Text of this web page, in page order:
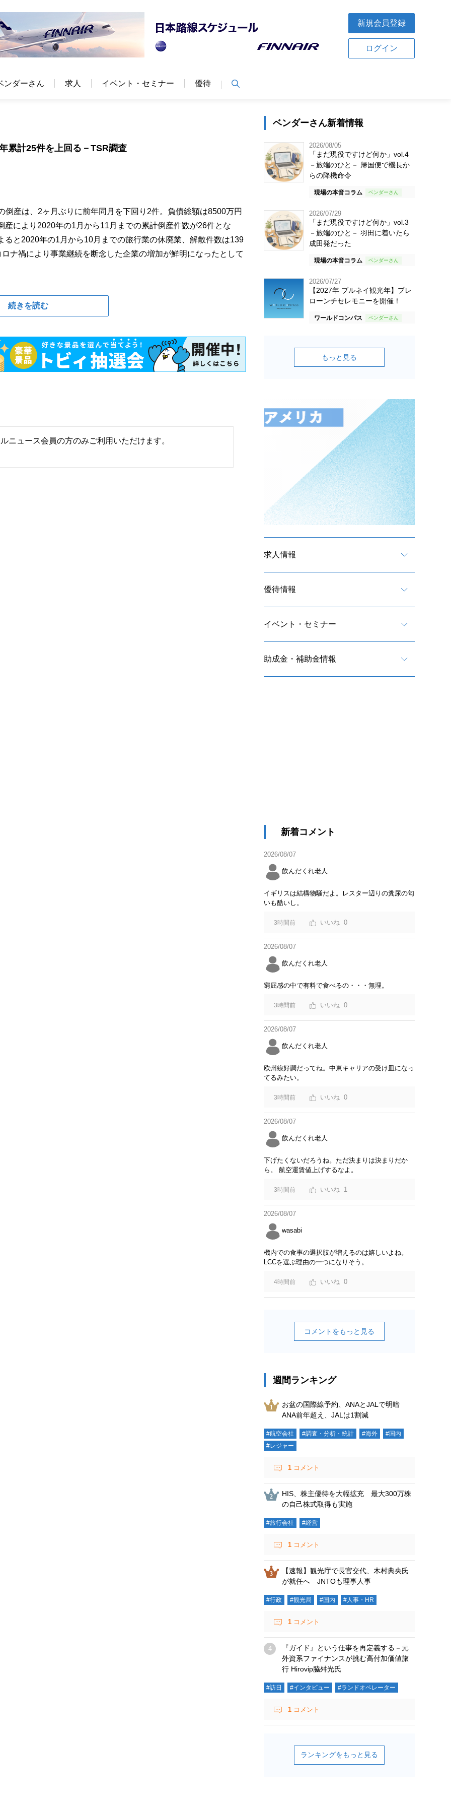
新規会員登録
ログイン
ンダーさん 求人 イベント・セミナー 優待
累計25件を上回る－TSR調査
産は、2ヶ月ぶりに前年同月を下回り2件。負債総額は8500万円
により2020年の1月から11月までの累計倒産件数が26件とな
と2020年の1月から10月までの旅行業の休廃業、解散件数は139
ナ禍により事業継続を断念した企業の増加が鮮明になったとして
続きを読む
ニュース会員の方のみご利用いただけます。
ベンダーさん新着情報
2026/08/05
「まだ現役ですけど何か」vol.4
－旅端のひと－ 帰国便で機長か
らの降機命令
現場の本音コラム
2026/07/29
「まだ現役ですけど何か」vol.3
－旅端のひと－ 羽田に着いたら
成田発だった
現場の本音コラム
2026/07/27
【2027年 ブルネイ観光年】プレ
ローンチセレモニーを開催！
ワールドコンパス
もっと見る
求人情報
優待情報
イベント・セミナー
助成金・補助金情報
新着コメント
2026/08/07
飲んだくれ老人
イギリスは結構物騒だよ。レスター辺りの糞尿の匂
いも酷いし。
3時間前 0
2026/08/07
飲んだくれ老人
窮屈感の中で有料で食べるの・・・無理。
3時間前 0
2026/08/07
飲んだくれ老人
欧州線好調だってね。中東キャリアの受け皿になっ
てるみたい。
3時間前 0
2026/08/07
飲んだくれ老人
下げたくないだろうね。ただ決まりは決まりだか
ら。 航空運賃値上げするなよ。
3時間前 1
2026/08/07
wasabi
機内での食事の選択肢が増えるのは嬉しいよね。
LCCを選ぶ理由の一つになりそう。
4時間前 0
コメントをもっと見る
週間ランキング
お盆の国際線予約、ANAとJALで明暗
ANA前年超え、JALは1割減
#航空会社 #調査・分析・統計 #海外
#国内
#レジャー
1 コメント
HIS、株主優待を大幅拡充 最大300万株
の自己株式取得も実施
#旅行会社 #経営
1 コメント
【速報】観光庁で長官交代、木村典央氏
が就任へ JNTOも理事人事
#行政 #観光局 #国内 #人事・HR
1 コメント
『ガイド』という仕事を再定義する－元
外資系ファイナンスが挑む高付加価値旅
行 Hirovip脇舛光氏
#訪日 #インタビュー #ランドオペレーター
1 コメント